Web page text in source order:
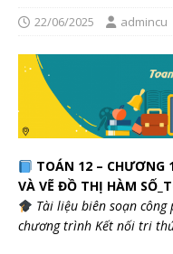
22/06/2025 admincu
TOÁN 12 – CHƯƠNG
VÀ VẼ ĐỒ THỊ HÀM
Tài liệu biên soạn
chương trình Kết nối tri